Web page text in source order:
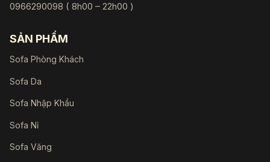
0966290098 ( 8h00 – 22h00 )
SẢN PHẨM
Sofa Phòng Khách
Sofa Da
Sofa Nhập Khẩu
Sofa Nỉ
Sofa Văng